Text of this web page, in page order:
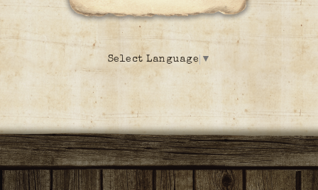
Select Language ▼